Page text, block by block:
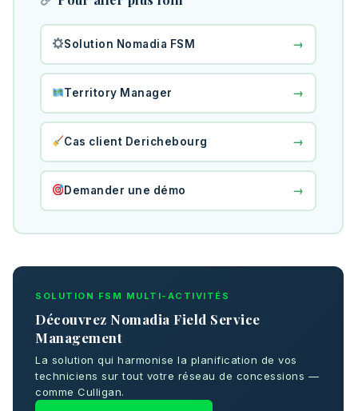
Solution Nomadia FSM →
Territory Manager →
Cas client Derichebourg →
Demander une démo →
SOLUTION FSM MULTI-ACTIVITÉS
Découvrez Nomadia Field Service
Management
La solution qui harmonise la planification de vos
techniciens sur tout votre réseau de concessions —
comme Culligan.